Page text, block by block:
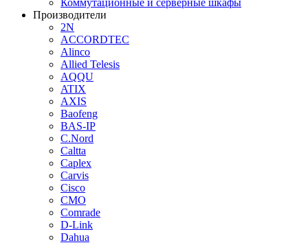
Коммутационные и серверные шкафы
Производители
2N
ACCORDTEC
Alinco
Allied Telesis
AQQU
ATIX
AXIS
Baofeng
BAS-IP
C.Nord
Caltta
Caplex
Carvis
Cisco
CMO
Comrade
D-Link
Dahua